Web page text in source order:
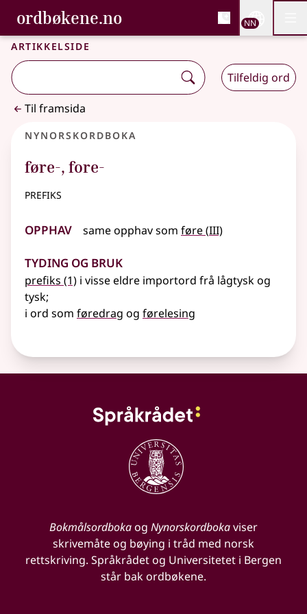
Gå til hovudinnhald
Tilgjenge
ordbøkene.no, Bokmålsordboka og
Bokmålsordboka og Nynorskordboka
NN
Artikkelside
Tilfeldig ord
Til framsida
Nynorskordboka
føre-, fore-
prefiks
Opphav same opphav som føre(3
III)
Tyding og bruk
prefiks (1) i visse eldre importord frå lågtyskog
tysk;
i ord som føredrag og førelesing
Bokmålsordbokaog Nynorskordbokaviser
skrivemåte og bøying i tråd med norsk
rettskriving. Språkrådet og Universitetet i Bergen
står bak ordbøkene.